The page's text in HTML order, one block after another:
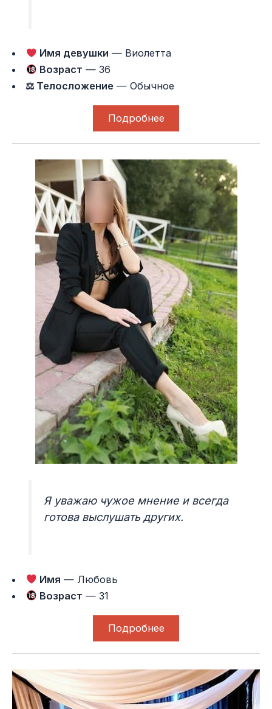
Имя девушки — Виолетта
Возраст — 36
⚖ Телосложение — Обычное
Подробнее
Я уважаю чужое мнение и всегда
готова выслушать других.
Имя — Любовь
Возраст — 31
Подробнее